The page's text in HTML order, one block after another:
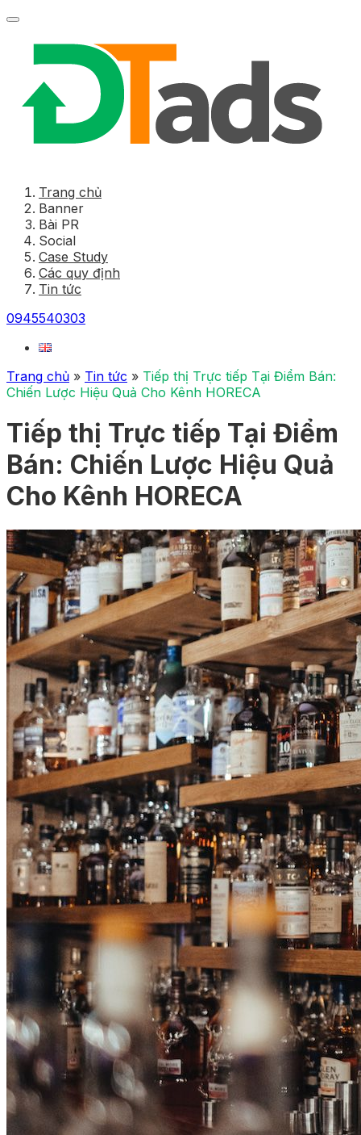
Trang chủ
Banner
Bài PR
Social
Case Study
Các quy định
Tin tức
0945540303
Trang chủ » Tin tức » Tiếp thị Trực tiếp Tại Điểm Bán:
Chiến Lược Hiệu Quả Cho Kênh HORECA
Tiếp thị Trực tiếp Tại Điểm
Bán: Chiến Lược Hiệu Quả
Cho Kênh HORECA